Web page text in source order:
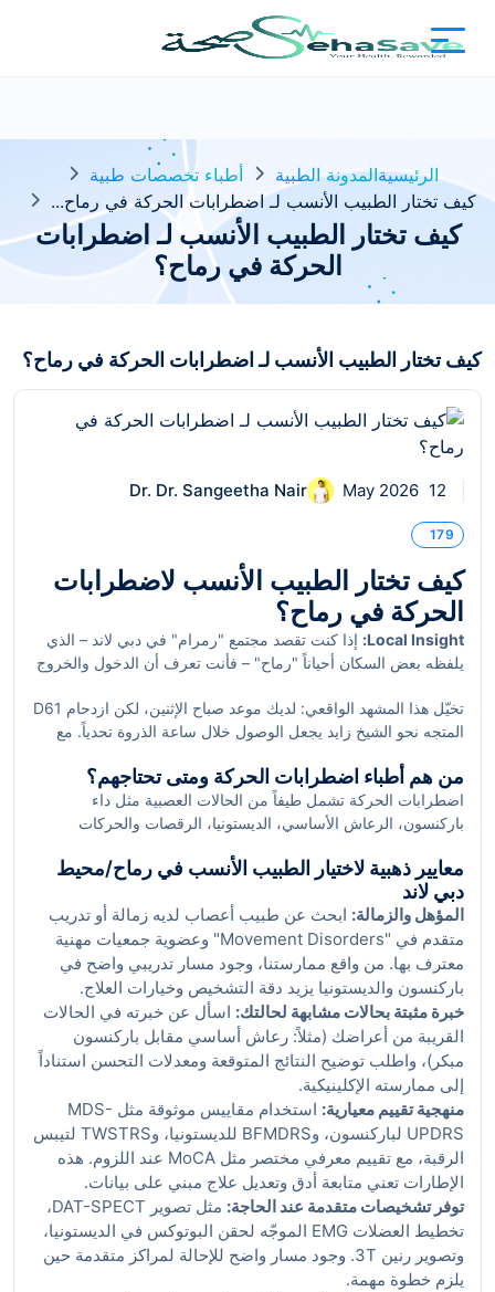
الرئيسيةالمدونة الطبية
أطباء تخصصات طبية
كيف تختار الطبيب الأنسب لـ اضطرابات الحركة في رماح...
كيف تختار الطبيب الأنسب لـ اضطرابات
الحركة في رماح؟
كيف تختار الطبيب الأنسب لـ اضطرابات الحركة في رماح؟
12 May 2026
Dr. Dr. Sangeetha Nair
179
كيف تختار الطبيب الأنسب لاضطرابات
الحركة في رماح؟
Local Insight: إذا كنت تقصد مجتمع "رمرام" في دبي لاند – الذي
يلفظه بعض السكان أحياناً "رماح" – فأنت تعرف أن الدخول والخروج
داخل المجمع السكني وفيرة، بينما لا توجد محطة مترو داخل الحي،
ما يجعل السيارة أو حافلات RTA المغذية خياراً عملياً. في أوقات
زايد، ومع ذلك تبقى قضاء الحاجات اليومية سهلاً قربك في The
Ranches Souk ومركز مودون، ومعالم قريبة مألوفة مثل دبي
أوتودروم في موتور سيتي وحديقة مودون المركزية وغلوبال فيليج
تخيّل هذا المشهد الواقعي: لديك موعد صباح الإثنين، لكن ازدحام D61
المتجه نحو الشيخ زايد يجعل الوصول خلال ساعة الذروة تحدياً. مع
الذكي واختيار العيادة الصحيحة القريبة من محاور الحركة التي تعرفها
جيداً.
من هم أطباء اضطرابات الحركة ومتى تحتاجهم؟
اضطرابات الحركة تشمل طيفاً من الحالات العصبية مثل داء
باركنسون، الرعاش الأساسي، الديستونيا، الرقصات والحركات
الطبيب الأنسب عادة هو طبيب أعصاب حاصل على زمالة أو تدريب
متقدم في اضطرابات الحركة، متمرس في تقييم الحركة الدقيقة
واختباراتها، وقادر على تصميم خطة علاجية شخصية تشمل الدواء
وإعادة التأهيل وربما العلاجات التداخلية عند الحاجة.
معايير ذهبية لاختيار الطبيب الأنسب في رماح/محيط
دبي لاند
المؤهل والزمالة: ابحث عن طبيب أعصاب لديه زمالة أو تدريب
متقدم في "Movement Disorders" وعضوية جمعيات مهنية
معترف بها. من واقع ممارستنا، وجود مسار تدريبي واضح في
باركنسون والديستونيا يزيد دقة التشخيص وخيارات العلاج.
خبرة مثبتة بحالات مشابهة لحالتك: اسأل عن خبرته في الحالات
القريبة من أعراضك (مثلاً: رعاش أساسي مقابل باركنسون
مبكر)، واطلب توضيح النتائج المتوقعة ومعدلات التحسن استناداً
إلى ممارسته الإكلينيكية.
منهجية تقييم معيارية:
استخدام مقاييس موثوقة مثل MDS-
UPDRS لباركنسون، وBFMDRS للديستونيا، وTWSTRS لتيبس
الرقبة، مع تقييم معرفي مختصر مثل MoCA عند اللزوم. هذه
الإطارات تعني متابعة أدق وتعديل علاج مبني على بيانات.
توفر تشخيصات متقدمة عند الحاجة:
مثل تصوير DAT-SPECT،
تخطيط العضلات EMG الموجّه لحقن البوتوكس في الديستونيا،
وتصوير رنين 3T. وجود مسار واضح للإحالة لمراكز متقدمة حين
يلزم خطوة مهمة.